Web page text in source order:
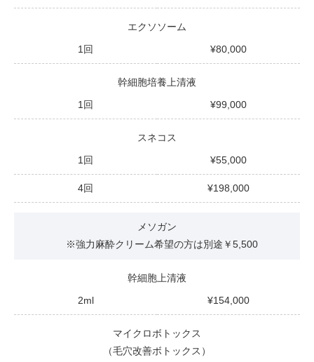
エクソソーム
1回
80,000
幹細胞培養上清液
1回
99,000
スネコス
1回
55,000
4回 198,000
メソガン
※強⼒⿇酔クリーム希望の⽅は別途￥5,500
幹細胞上清液
2ml
154,000
マイクロボトックス
（⽑⽳改善ボトックス）